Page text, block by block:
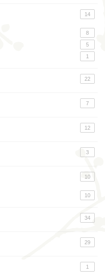
14
8
5
1
22
7
12
3
10
10
34
29
1